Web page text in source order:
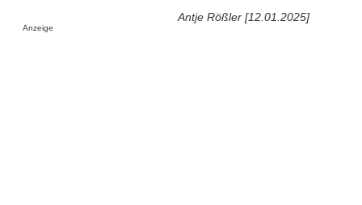
Antje Rößler [12.01.2025]
Anzeige